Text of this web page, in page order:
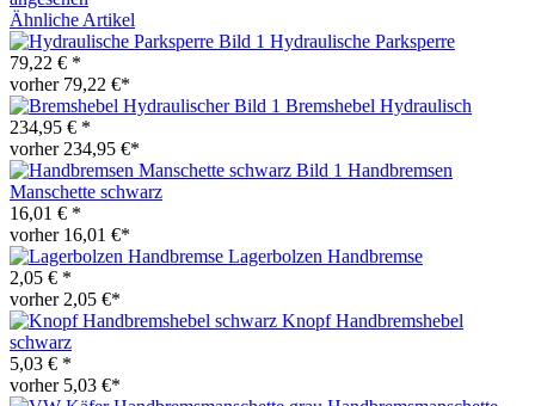
Ähnliche Artikel
Hydraulische Parksperre
79,22 € *
vorher 79,22 €*
Bremshebel Hydraulisch
234,95 € *
vorher 234,95 €*
Handbremsen
Manschette schwarz
16,01 € *
vorher 16,01 €*
Lagerbolzen Handbremse
2,05 € *
vorher 2,05 €*
Knopf Handbremshebel
schwarz
5,03 € *
vorher 5,03 €*